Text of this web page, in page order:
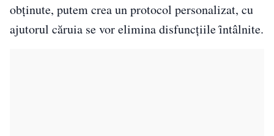
obținute, putem crea un protocol personalizat, cu
ajutorul căruia se vor elimina disfuncțiile ȋntâlnite.